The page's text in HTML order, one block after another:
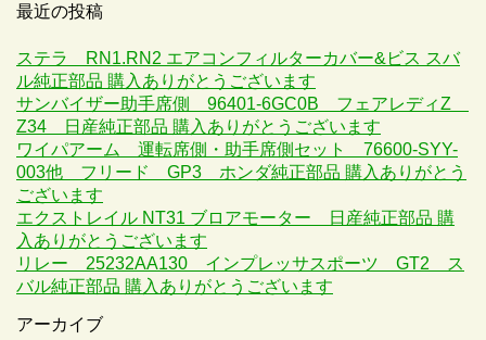
最近の投稿
ステラ RN1.RN2 エアコンフィルターカバー&ビス スバ
ル純正部品 購入ありがとうございます
サンバイザー助手席側 96401-6GC0B フェアレディZ
Z34 日産純正部品 購入ありがとうございます
ワイパアーム 運転席側・助手席側セット 76600-SYY-
003他 フリード GP3 ホンダ純正部品 購入ありがとう
ございます
エクストレイル NT31 ブロアモーター 日産純正部品 購
入ありがとうございます
リレー 25232AA130 インプレッサスポーツ GT2 ス
バル純正部品 購入ありがとうございます
アーカイブ